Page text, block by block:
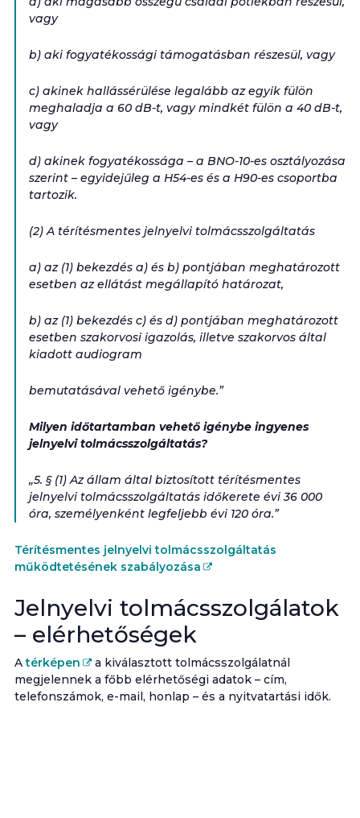
vagy
b) aki fogyatékossági támogatásban részesül, vagy
c) akinek hallássérülése legalább az egyik fülön
meghaladja a 60 dB-t, vagy mindkét fülön a 40 dB-t,
vagy
d) akinek fogyatékossága – a BNO-10-es osztályozása
szerint – egyidejűleg a H54-es és a H90-es csoportba
tartozik.
(2) A térítésmentes jelnyelvi tolmácsszolgáltatás
a) az (1) bekezdés a) és b) pontjában meghatározott
esetben az ellátást megállapító határozat,
b) az (1) bekezdés c) és d) pontjában meghatározott
esetben szakorvosi igazolás, illetve szakorvos által
kiadott audiogram
bemutatásával vehető igénybe.”
Milyen időtartamban vehető igénybe ingyenes
jelnyelvi tolmácsszolgáltatás?
„5. § (1) Az állam által biztosított térítésmentes
jelnyelvi tolmácsszolgáltatás időkerete évi 36 000
óra, személyenként legfeljebb évi 120 óra.”
Térítésmentes jelnyelvi tolmácsszolgáltatás
működtetésének szabályozása
Jelnyelvi tolmácsszolgálatok
– elérhetőségek
Atérképen
a kiválasztott tolmácsszolgálatnál
megjelennek a főbb elérhetőségi adatok – cím,
telefonszámok, e-mail, honlap – és a nyitvatartási idők.